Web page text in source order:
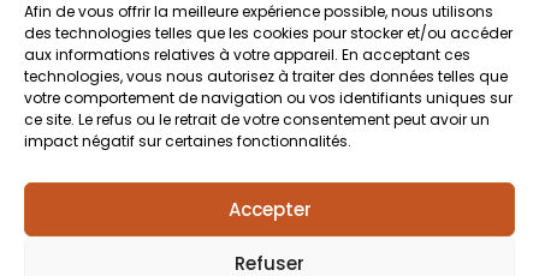
Afin de vous offrir la meilleure expérience possible, nous utilisons
des technologies telles que les cookies pour stocker et/ou accéder
aux informations relatives à votre appareil. En acceptant ces
technologies, vous nous autorisez à traiter des données telles que
votre comportement de navigation ou vos identifiants uniques sur
ce site. Le refus ou le retrait de votre consentement peut avoir un
impact négatif sur certaines fonctionnalités.
Accepter
Refuser
57 Avenue Charles de
Gaulle
92200 Neuilly sur Seine
+33 1 80 27 26 52
CONTACT@LYNK-HOUSE.COM